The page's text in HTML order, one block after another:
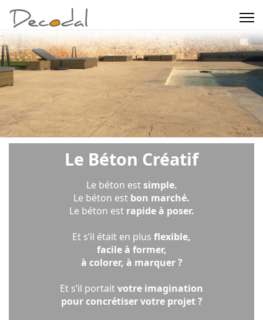
Le Béton Créatif
Le béton estsimple.
Le béton est bon marché.
Le béton estrapide à poser.
Et s’il était en plus flexible,
facile à former,
à colorer, à marquer ?
Et s’il portaitvotre imagination
pour concrétiser votre projet ?